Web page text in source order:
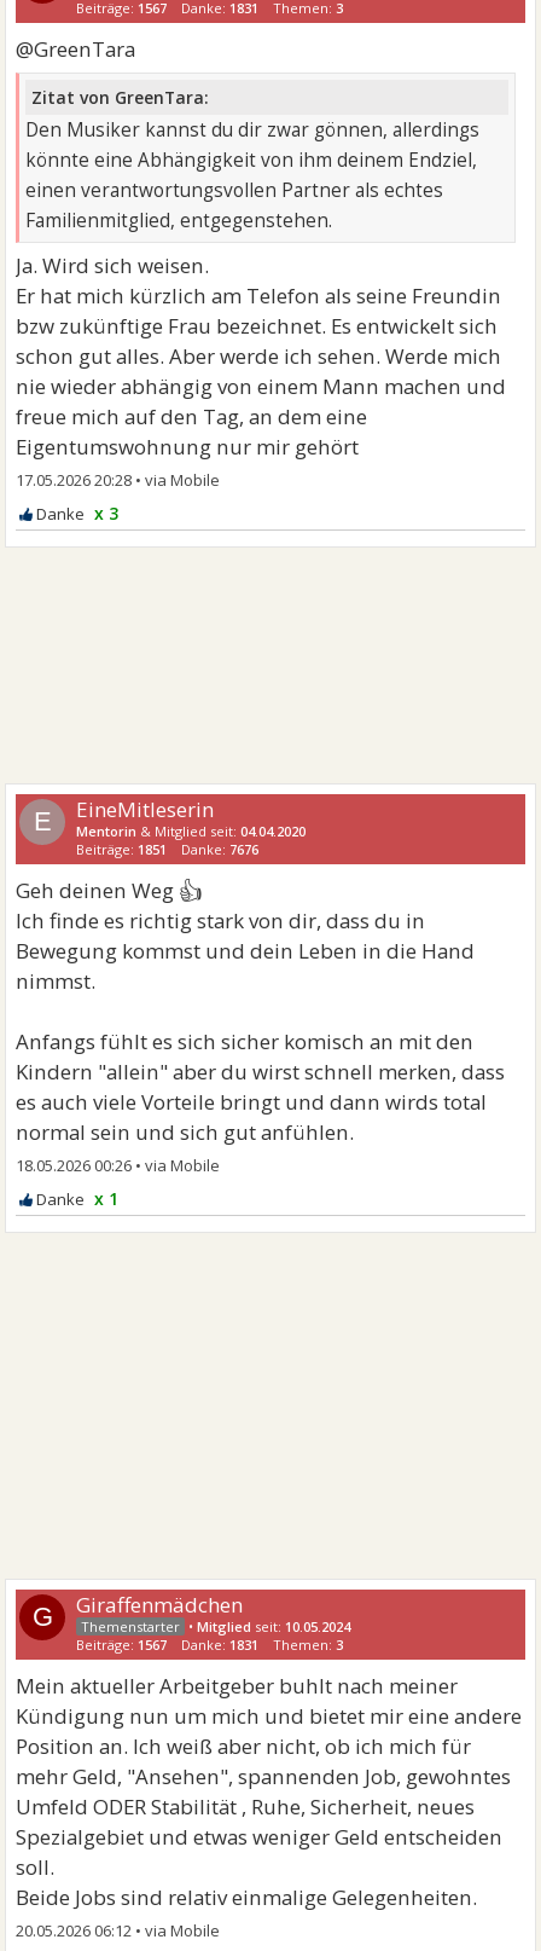
Beiträge: 1567 Danke: 1831 Themen: 3
@GreenTara
Zitat von GreenTara:
Den Musiker kannst du dir zwar gönnen, allerdings
könnte eine Abhängigkeit von ihm deinem Endziel,
einen verantwortungsvollen Partner als echtes
Familienmitglied, entgegenstehen.
Ja. Wird sich weisen.
Er hat mich kürzlich am Telefon als seine Freundin
bzw zukünftige Frau bezeichnet. Es entwickelt sich
schon gut alles. Aber werde ich sehen. Werde mich
nie wieder abhängig von einem Mann machen und
freue mich auf den Tag, an dem eine
Eigentumswohnung nur mir gehört
17.05.2026 20:28 •
x 3
E EineMitleserin
Mentorin & Mitglied seit:04.04.2020
Beiträge: 1851 Danke: 7676
Geh deinen Weg 👍
Ich finde es richtig stark von dir, dass du in
Bewegung kommst und dein Leben in die Hand
nimmst.
Anfangs fühlt es sich sicher komisch an mit den
Kindern "allein" aber du wirst schnell merken, dass
es auch viele Vorteile bringt und dann wirds total
normal sein und sich gut anfühlen.
18.05.2026 00:26 •
x 1
G Giraffenmädchen
•Mitglied seit: 10.05.2024
Beiträge: 1567 Danke: 1831 Themen:3
Mein aktueller Arbeitgeber buhlt nach meiner
Kündigung nun um mich und bietet mir eine andere
Position an. Ich weiß aber nicht, ob ich mich für
mehr Geld, "Ansehen", spannenden Job, gewohntes
Umfeld ODER Stabilität , Ruhe, Sicherheit, neues
Spezialgebiet und etwas weniger Geld entscheiden
soll.
Beide Jobs sind relativ einmalige Gelegenheiten.
20.05.2026 06:12 •